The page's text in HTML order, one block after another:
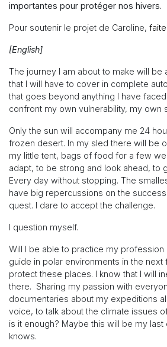
importantes pour protéger nos hivers.
Pour soutenir le projet de Caroline,
[English]
The journey I am about to make will be
that I will have to cover in complete
that goes beyond anything I have
confront my own vulnerability, my own
Only the sun will accompany me 24
frozen desert. In my sled there will be
my little tent, bags of food for a few
adapt, to be strong and look ahead, to
Every day without stopping. The
have big repercussions on the
quest. I dare to accept the challenge.
I question myself.
Will I be able to practice my profession
guide in polar environments in the next
protect these places. I know that I will
there. Sharing my passion with
documentaries about my expeditions
voice, to talk about the climate issues
is it enough? Maybe this will be my
knows.